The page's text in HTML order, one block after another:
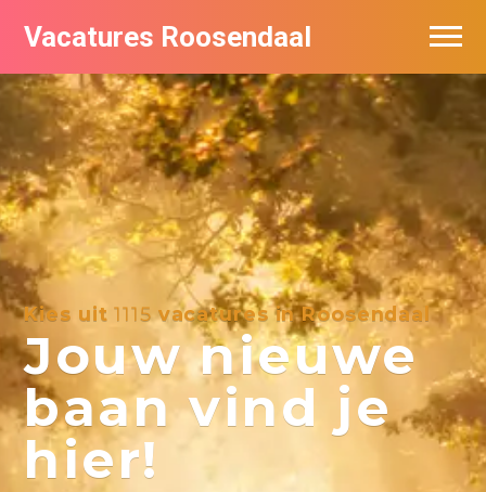
Vacatures Roosendaal
Kies uit1115vacatures in Roosendaal
Jouw nieuwe
baan vind je
hier!
Vacatures bij bedrijven
De populairste vacatures in Roosendaal